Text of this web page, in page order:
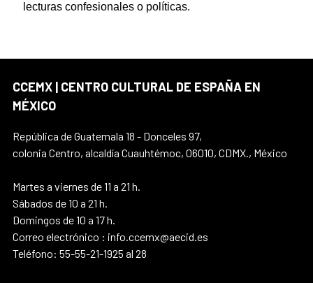
lecturas confesionales o políticas.
CCEMX | CENTRO CULTURAL DE ESPAÑA EN
MÉXICO
República de Guatemala 18 - Donceles 97,
colonia Centro, alcaldía Cuauhtémoc, 06010, CDMX., México
Martes a viernes de 11 a 21 h.
Sábados de 10 a 21 h.
Domingos de 10 a 17 h.
Correo electrónico : info.ccemx@aecid.es
Teléfono: 55-55-21-1925 al 28